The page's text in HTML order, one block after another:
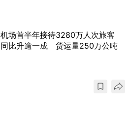
机场首半年接待3280万人次旅客
同比升逾一成 货运量250万公吨